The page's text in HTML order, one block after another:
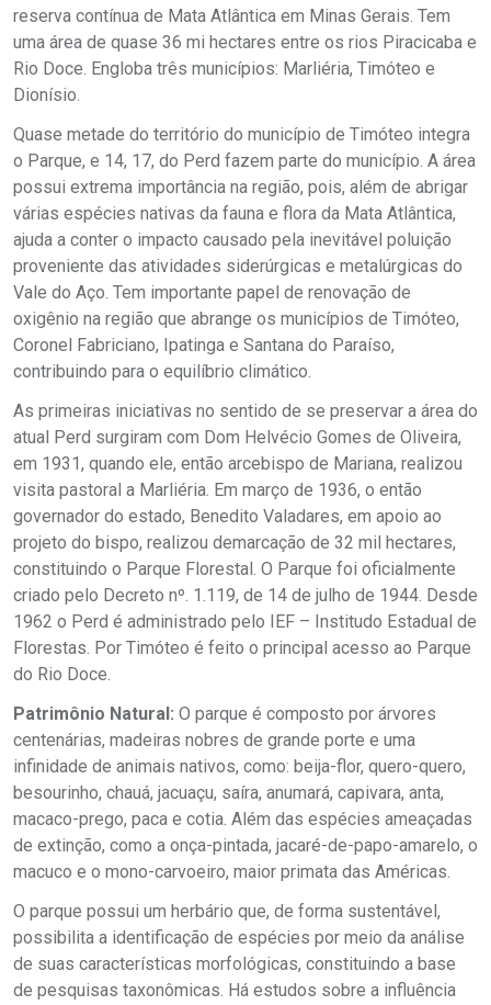
reserva contínua de Mata Atlântica em Minas Gerais. Tem
uma área de quase 36 mi hectares entre os rios Piracicaba e
Rio Doce. Engloba três municípios: Marliéria, Timóteo e
Dionísio.
Quase metade do território do município de Timóteo integra
o Parque, e 14, 17, do Perd fazem parte do município. A área
possui extrema importância na região, pois, além de abrigar
várias espécies nativas da fauna e flora da Mata Atlântica,
ajuda a conter o impacto causado pela inevitável poluição
proveniente das atividades siderúrgicas e metalúrgicas do
Vale do Aço. Tem importante papel de renovação de
oxigênio na região que abrange os municípios de Timóteo,
Coronel Fabriciano, Ipatinga e Santana do Paraíso,
contribuindo para o equilíbrio climático.
As primeiras iniciativas no sentido de se preservar a área do
atual Perd surgiram com Dom Helvécio Gomes de Oliveira,
em 1931, quando ele, então arcebispo de Mariana, realizou
visita pastoral a Marliéria. Em março de 1936, o então
governador do estado, Benedito Valadares, em apoio ao
projeto do bispo, realizou demarcação de 32 mil hectares,
constituindo o Parque Florestal. O Parque foi oficialmente
criado pelo Decreto nº. 1.119, de 14 de julho de 1944. Desde
1962 o Perd é administrado pelo IEF – Institudo Estadual de
Florestas. Por Timóteo é feito o principal acesso ao Parque
do Rio Doce.
Patrimônio Natural: O parque é composto por árvores
centenárias, madeiras nobres de grande porte e uma
infinidade de animais nativos, como: beija-flor, quero-quero,
besourinho, chauá, jacuaçu, saíra, anumará, capivara, anta,
macaco-prego, paca e cotia. Além das espécies ameaçadas
de extinção, como a onça-pintada, jacaré-de-papo-amarelo, o
macuco e o mono-carvoeiro, maior primata das Américas.
O parque possui um herbário que, de forma sustentável,
possibilita a identificação de espécies por meio da análise
de suas características morfológicas, constituindo a base
de pesquisas taxonômicas. Há estudos sobre a influência